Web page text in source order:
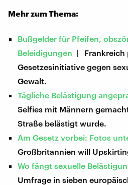
Mehr zum Thema:
Bußgelder für Pfeifen,
Beleidigungen | Frankreich
Gesetzesinitiative gegen
Gewalt.
Tägliche Belästigung
Selfies mit Männern
Straße belästigt wurde.
Am Gesetz vorbei: Fotos
Großbritannien will
Wo fängt sexuelle
Umfrage in sieben